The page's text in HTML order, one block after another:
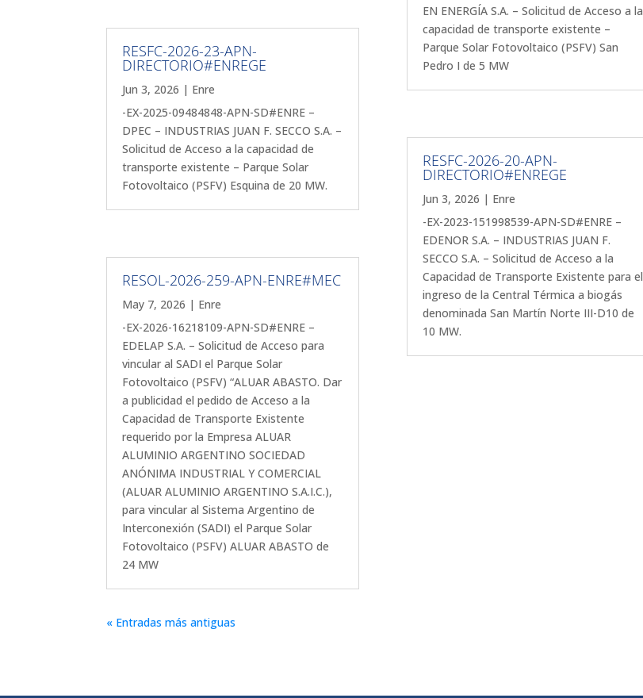
RESFC-2026-23-APN-
DIRECTORIO#ENREGE
Jun 3, 2026 | Enre
-EX-2025-09484848-APN-SD#ENRE –
DPEC – INDUSTRIAS JUAN F. SECCO S.A. –
Solicitud de Acceso a la capacidad de
transporte existente – Parque Solar
Fotovoltaico (PSFV) Esquina de 20 MW.
RESOL-2026-259-APN-ENRE#MEC
May 7, 2026 | Enre
-EX-2026-16218109-APN-SD#ENRE –
EDELAP S.A. – Solicitud de Acceso para
vincular al SADI el Parque Solar
Fotovoltaico (PSFV) “ALUAR ABASTO. Dar
a publicidad el pedido de Acceso a la
Capacidad de Transporte Existente
requerido por la Empresa ALUAR
ALUMINIO ARGENTINO SOCIEDAD
ANÓNIMA INDUSTRIAL Y COMERCIAL
(ALUAR ALUMINIO ARGENTINO S.A.I.C.),
para vincular al Sistema Argentino de
Interconexión (SADI) el Parque Solar
Fotovoltaico (PSFV) ALUAR ABASTO de
24 MW
EN ENERGÍA S.A. – Solicitud de Acceso a la
capacidad de transporte existente –
Parque Solar Fotovoltaico (PSFV) San
Pedro I de 5 MW
RESFC-2026-20-APN-
DIRECTORIO#ENREGE
Jun 3, 2026 | Enre
-EX-2023-151998539-APN-SD#ENRE –
EDENOR S.A. – INDUSTRIAS JUAN F.
SECCO S.A. – Solicitud de Acceso a la
Capacidad de Transporte Existente para el
ingreso de la Central Térmica a biogás
denominada San Martín Norte III-D10 de
10 MW.
« Entradas más antiguas